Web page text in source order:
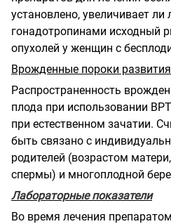
установлено, увеличивает ли
гонадотропинами исходный
опухолей у женщин с
Врожденные пороки развития
Распространенность
плода при использовании
при естественном зачатии.
быть связано с
родителей (возрастом
спермы) и многоплодной
Лабораторные показатели
Во время лечения